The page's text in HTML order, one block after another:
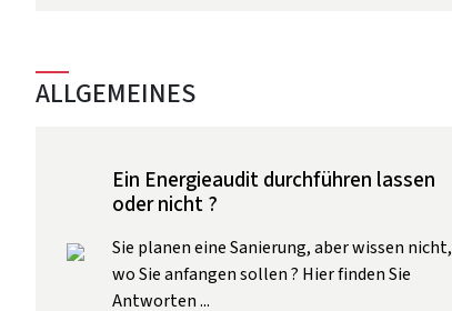
ALLGEMEINES
Ein Energieaudit durchführen lassen
oder nicht ?
Sie planen eine Sanierung, aber wissen nicht,
wo Sie anfangen sollen ? Hier finden Sie
Antworten ...